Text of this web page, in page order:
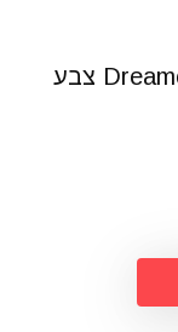
מייבש שיער Dreame Hair Glory Combo צבע